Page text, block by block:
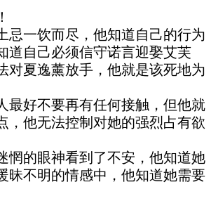
一饮而尽，他知道自己的行为
自己必须信守诺言迎娶艾芙
对夏逸薰放手，他就是该死地为
好不要再有任何接触，但他就
，他无法控制对她的强烈占有欲
的眼神看到了不安，他知道她
昧不明的情感中，他知道她需要